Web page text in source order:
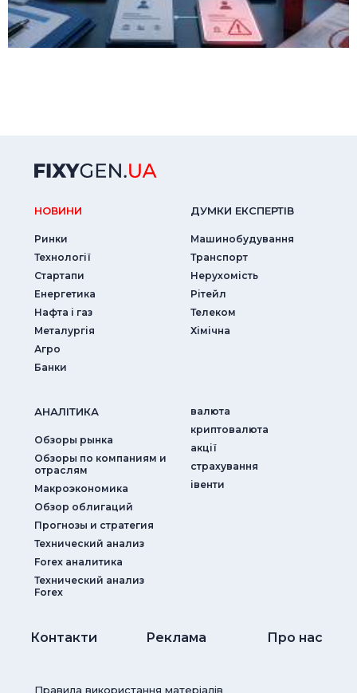
НОВИНИ
Ринки
Технології
Стартапи
Енергетика
Нафта і газ
Металургія
Агро
Банки
ДУМКИ ЕКСПЕРТIВ
Машинобудування
Транспорт
Нерухомість
Рітейл
Телеком
Хімічна
АНАЛIТИКА
Обзоры рынка
Обзоры по компаниям и
отраслям
Макроэкономика
Обзор облигаций
Прогнозы и стратегия
Технический анализ
Forex аналитика
Технический анализ
Forex
валюта
криптовалюта
акції
страхування
iвенти
Контакти Реклама Про нас
Правила використання матеріалів